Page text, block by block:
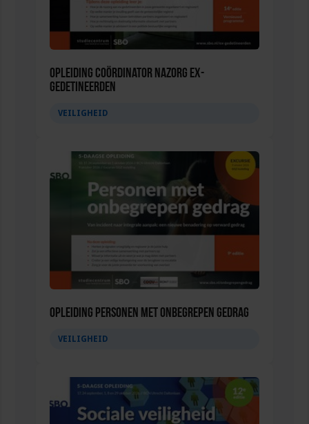
Opleiding Coördinator nazorg ex-
gedetineerden
VEILIGHEID
Opleiding Personen met onbegrepen gedrag
VEILIGHEID